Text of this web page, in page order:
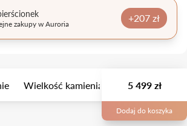
zakupy w Auroria +207 zł
Wielkość kamienia Opis
5 499 zł
Dodaj do koszyka